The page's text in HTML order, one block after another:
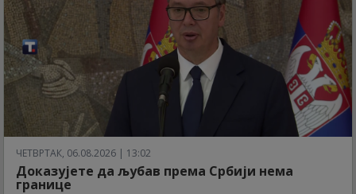
ЧЕТВРТАК, 06.08.2026 | 13:02
Доказујете да љубав према Србији нема
границе